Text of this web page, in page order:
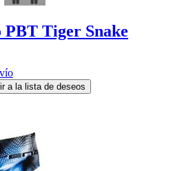
Tiger Snake